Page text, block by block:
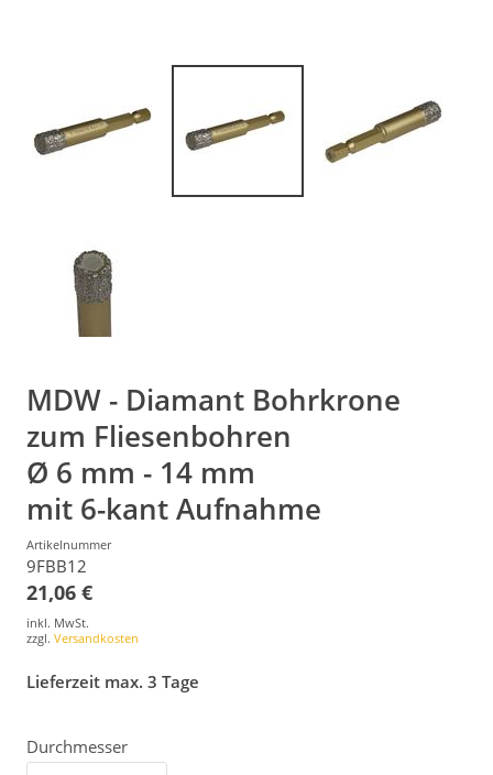
MDW - Diamant Bohrkrone
zum Fliesenbohren
Ø 6 mm - 14 mm
mit 6-kant Aufnahme
Artikelnummer
9FBB12
21,06 €
inkl. MwSt.
zzgl. Versandkosten
Lieferzeit max. 3 Tage
Durchmesser